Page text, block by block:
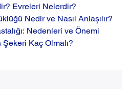
Evreleri Nelerdir?
Nedir ve Nasıl Anlaşılır?
Nedenleri ve Önemi
Kaç Olmalı?